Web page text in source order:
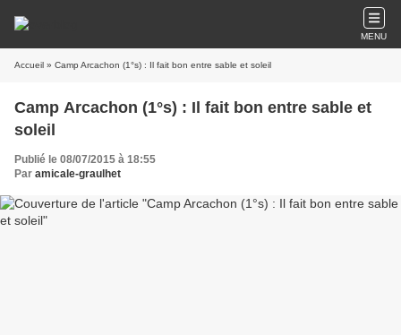
MENU
Accueil » Camp Arcachon (1°s) : Il fait bon entre sable et soleil
Camp Arcachon (1°s) : Il fait bon entre sable et
soleil
Publié le 08/07/2015 à 18:55
Par amicale-graulhet